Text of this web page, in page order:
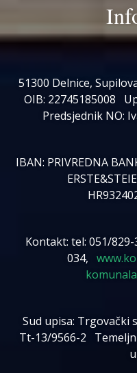
51300 Delnice,
OIB: 22745185008
Predsjednik NO:
IBAN: PRIVREDNA
Kontakt: tel: 051/
034,
Sud upisa: Trgovački
Tt-13/9566-2